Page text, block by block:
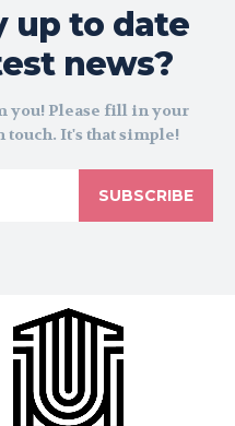
up to date
news?
you! Please fill in your
It's that simple!
SUBSCRIBE